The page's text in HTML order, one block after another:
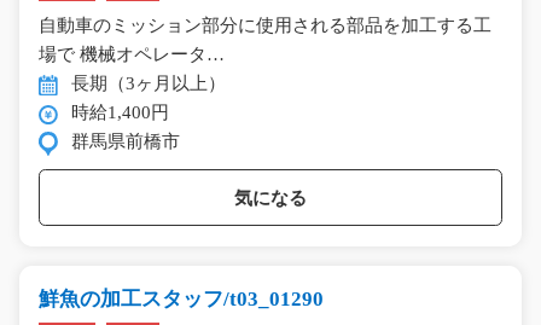
自動車のミッション部分に使用される部品を加工する工
場で 機械オペレータ…
長期（3ヶ月以上）
時給1,400円
群馬県前橋市
気になる
鮮魚の加工スタッフ/t03_01290